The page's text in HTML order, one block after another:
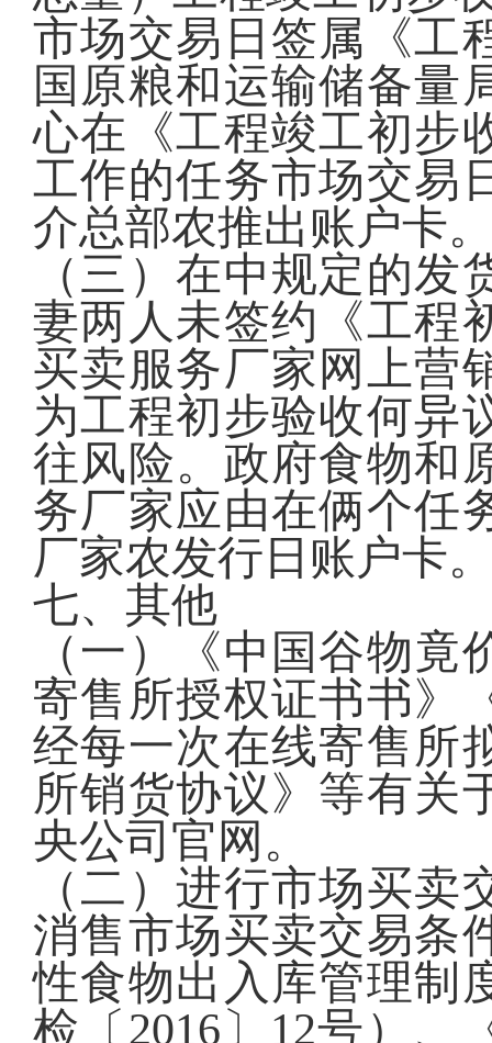
市场交易日签属《工
国原粮和运输储备量
心在《工程竣工初步
工作的任务市场交易
介总部农推出账户卡
（三）在中规定的
妻两人未签约《工程
买卖服务厂家网上营
为工程初步验收何异
往风险。政府食物和
务厂家应由在俩个任
厂家农发行日账户卡
七、其他
（一）《中国谷物
寄售所授权证书书》
经每一次在线寄售所
所销货协议》等有关
央公司官网。
（二）进行市场买
消售市场买卖交易条
性食物出入库管理制
检〔2016〕12号）、